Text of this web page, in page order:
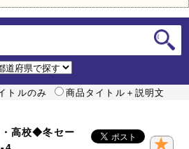
トルのみ 商品タイトル＋説明文
高校◆冬セー